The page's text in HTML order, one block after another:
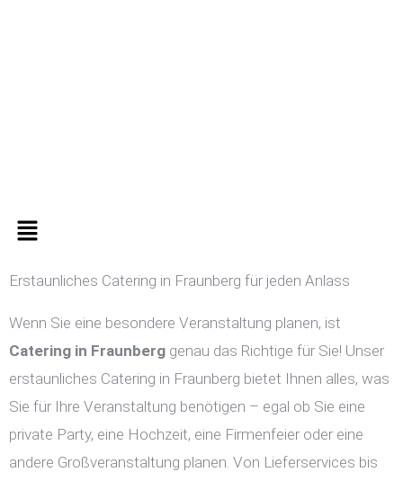
Menü
Erstaunliches Catering in Fraunberg für jeden Anlass
Wenn Sie eine besondere Veranstaltung planen, ist
Catering in Fraunberg genau das Richtige für Sie! Unser
erstaunliches Catering in Fraunberg bietet Ihnen alles, was
Sie für Ihre Veranstaltung benötigen – egal ob Sie eine
private Party, eine Hochzeit, eine Firmenfeier oder eine
andere Großveranstaltung planen. Von Lieferservices bis